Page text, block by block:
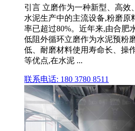
引言 立磨作为一种新型、高效
水泥生产中的主流设备,粉磨原
率已超过80%。近年来,由合肥
低阻外循环立磨作为水泥预粉
低、耐磨材料使用寿命长、操
等优点,在水泥 ...
联系电话: 180 3780 8511